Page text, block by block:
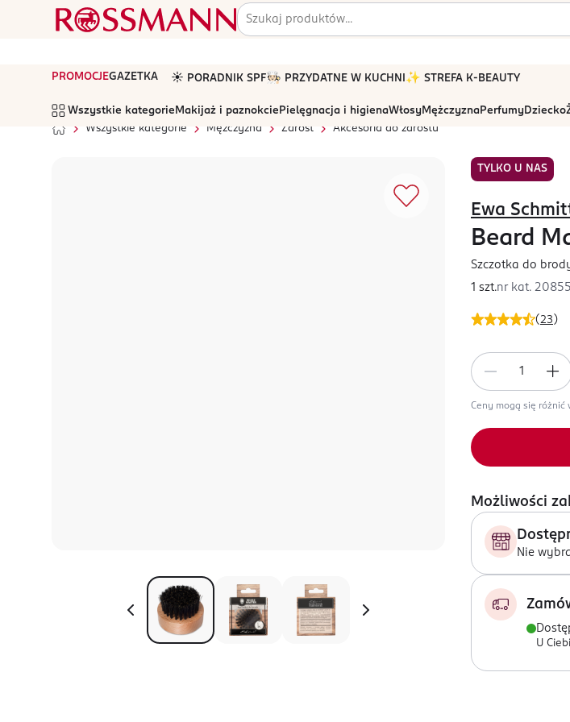
PROMOCJEGAZETKA ☀️ PORADNIK SPF🧑🏻‍🍳 PRZYDATNE W KUCHNI ✨ STREFA K-BEAUTY
Wszystkie kategorie Makijaż i paznokcie Pielęgnacja i higienaWłosyMężczyznaPerfumyDziecko
Wszystkie kategorie
Mężczyzna Zarost Akcesoria do zarostu
TYLKO U NAS
(23 )
Ewa
Beard
Szczotka do
1 szt.nr kat.
Ceny mogą się różnić
Możliwości
Nie
U